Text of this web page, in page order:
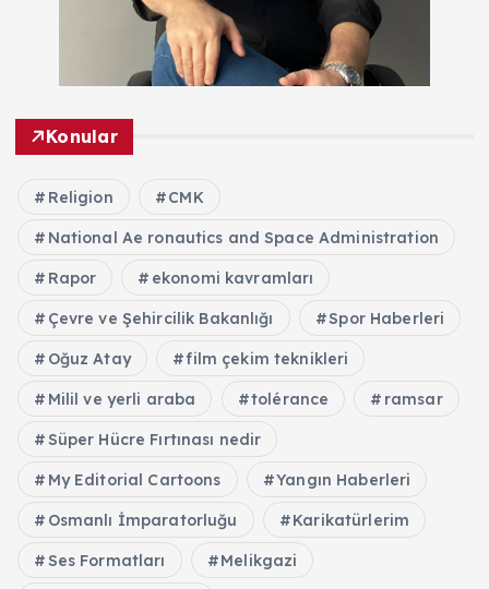
Konular
Religion CMK
National Ae ronautics and Space Administration
Rapor ekonomi kavramları
Çevre ve Şehircilik Bakanlığı Spor Haberleri
Oğuz Atay film çekim teknikleri
Milil ve yerli araba tolérance ramsar
Süper Hücre Fırtınası nedir
My Editorial Cartoons Yangın Haberleri
Osmanlı İmparatorluğu Karikatürlerim
Ses Formatları Melikgazi